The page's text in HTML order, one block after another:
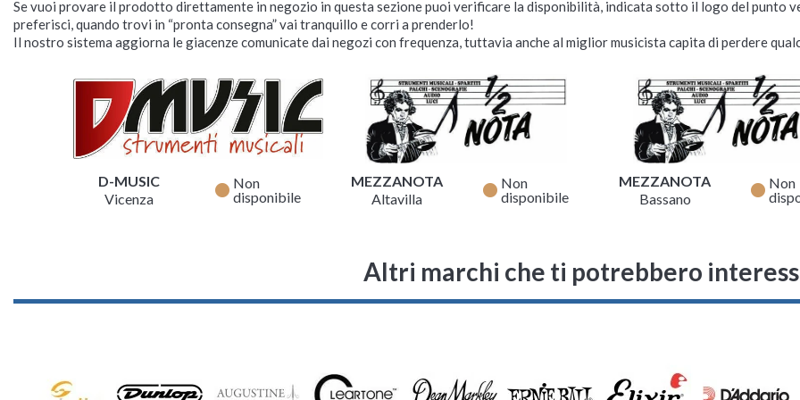
Se vuoi provare il prodotto direttamente in negozio in questa sezione puoi verificare la disponibilità, indicata sotto il logo del punto
preferisci, quando trovi in “pronta consegna” vai tranquillo e corri a prenderlo!
Il nostro sistema aggiorna le giacenze comunicate dai negozi con frequenza, tuttavia anche al miglior musicista capita di perdere
D-MUSIC
Vicenza
fiber_manual_record Non
disponibile
MEZZANOTA
Altavilla
fiber_manual_record Non
disponibile
MEZZANOTA
Bassano
fiber_manual_record Non
Altri marchi che ti potrebbero